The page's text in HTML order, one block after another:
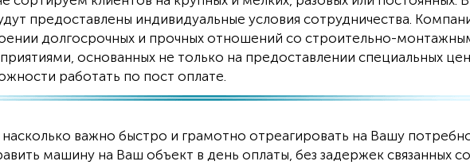
предоставлены индивидуальные условия сотрудничества.
долгосрочных и прочных отношений со строительно-
основанных не только на предоставлении специальных
работать по пост оплате.
важно быстро и грамотно отреагировать на Вашу
машину на Ваш объект в день оплаты, без задержек связанных